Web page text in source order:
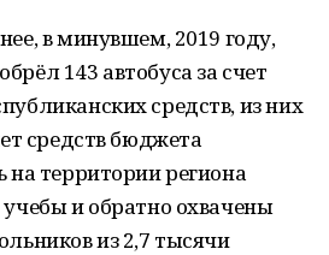
в минувшем, 2019 году,
143 автобуса за счет
средств, из них
средств бюджета
на территории региона
и обратно охвачены
из 2,7 тысячи